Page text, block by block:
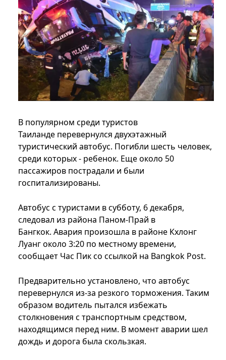
В популярном среди туристов
Таиланде перевернулся двухэтажный
туристический автобус. Погибли шесть человек,
среди которых - ребенок. Еще около 50
пассажиров пострадали и были
госпитализированы.
Автобус с туристами в субботу, 6 декабря,
следовал из района Паном-Прай в
Бангкок. Авария произошла в районе Кхлонг
Луанг около 3:20 по местному времени,
сообщает Час Пик со ссылкой на Bangkok Post.
Предварительно установлено, что автобус
перевернулся из-за резкого торможения. Таким
образом водитель пытался избежать
столкновения с транспортным средством,
находящимся перед ним. В момент аварии шел
дождь и дорога была скользкая.